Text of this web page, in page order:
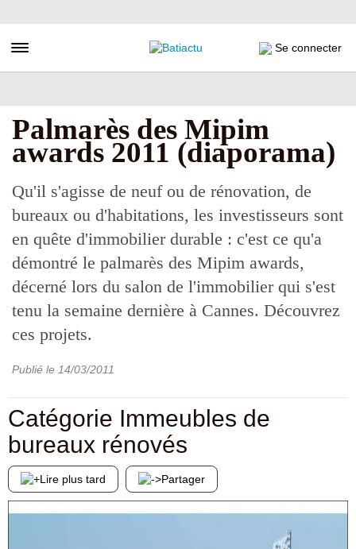
au
principal
Toggle navigation Se connecter
Palmarès des Mipim
awards 2011 (diaporama)
Qu'il s'agisse de neuf ou de rénovation, de
bureaux ou d'habitations, les investisseurs sont
en quête d'immobilier durable : c'est ce qu'a
démontré le palmarès des Mipim awards,
décerné lors du salon de l'immobilier qui s'est
tenu la semaine dernière à Cannes. Découvrez
ces projets.
Publié le 14/03/2011
Catégorie Immeubles de
bureaux rénovés
Lire plus tard Partager